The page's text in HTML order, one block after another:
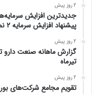
2 روز پیش
پیشنهاد افزایش سرمایه ۲ نماد بزرگ
2 روز پیش
تیرماه
2 روز پیش
تقویم مجامع شرکت‌های